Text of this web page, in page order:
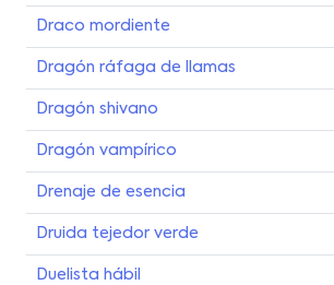
Draco mordiente
Dragón ráfaga de llamas
Dragón shivano
Dragón vampírico
Drenaje de esencia
Druida tejedor verde
Duelista hábil